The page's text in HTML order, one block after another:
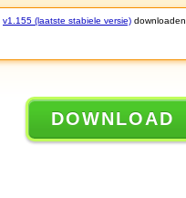
v1.155 (laatste stabiele versie) downloaden.
DOWNLOAD